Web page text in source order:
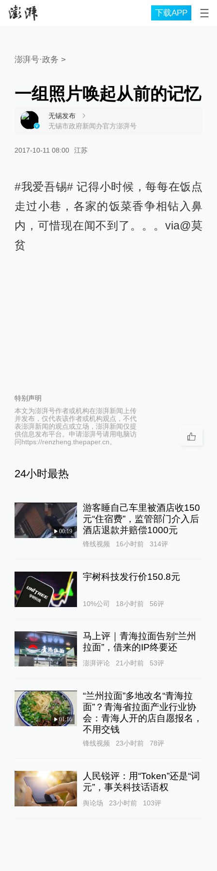
下载APP
澎湃号·政务 >
一组照片唤起从前的记忆
无锡发布
无锡市政府新闻办官方澎湃号
2017-10-11 08:00 江苏
#我爱吾锡# 记得小时候，每每在饭点
走过小巷，各家的饭菜香争相钻入鼻
内，可惜现在闻不到了。。。via@莫
贫
特别声明
本文为澎湃号作者或机构在澎湃新闻上传
并发布，仅代表该作者或机构观点，不代
表澎湃新闻的观点或立场，澎湃新闻仅提
供信息发布平台。申请澎湃号请用电脑访
问https://renzheng.thepaper.cn。
24小时最热
00:19
游客睡自己车里被酒店收150
元“住宿费”，监管部门介入后
酒店退款并赔偿1000元
锋线视频 16小时前 314评
宇树科技发行价150.8元
10%公司 18小时前 56评
马上评｜青海拉面告别“兰州
拉面”，借来的IP终要还
澎湃评论 21小时前 53评
01:16
“兰州拉面”多地改名“青海拉
面”？青海省拉面产业行业协
会：青海人开的店自愿报名，
不用交钱
锋线视频 23小时前 78评
人民锐评：用“Token”还是“词
元”，事关科技话语权
舆论场 23小时前 103评